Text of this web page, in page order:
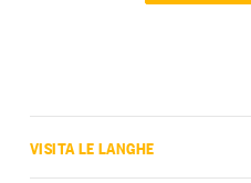
VISITA LE LANGHE